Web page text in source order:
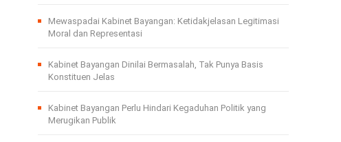
Mewaspadai Kabinet Bayangan: Ketidakjelasan Legitimasi
Moral dan Representasi
Kabinet Bayangan Dinilai Bermasalah, Tak Punya Basis
Konstituen Jelas
Kabinet Bayangan Perlu Hindari Kegaduhan Politik yang
Merugikan Publik